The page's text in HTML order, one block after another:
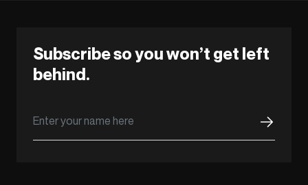
Subscribe so you won’t get left
behind.